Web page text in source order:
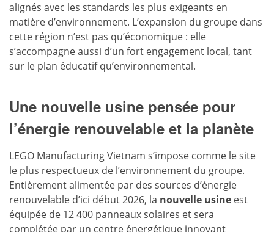
alignés avec les standards les plus exigeants en
matière d’environnement. L’expansion du groupe dans
cette région n’est pas qu’économique : elle
s’accompagne aussi d’un fort engagement local, tant
sur le plan éducatif qu’environnemental.
Une nouvelle usine pensée pour
l’énergie renouvelable et la planète
LEGO Manufacturing Vietnam s’impose comme le site
le plus respectueux de l’environnement du groupe.
Entièrement alimentée par des sources d’énergie
renouvelable d’ici début 2026, la nouvelle usine est
équipée de 12 400 panneaux solaires et sera
complétée par un centre énergétique innovant